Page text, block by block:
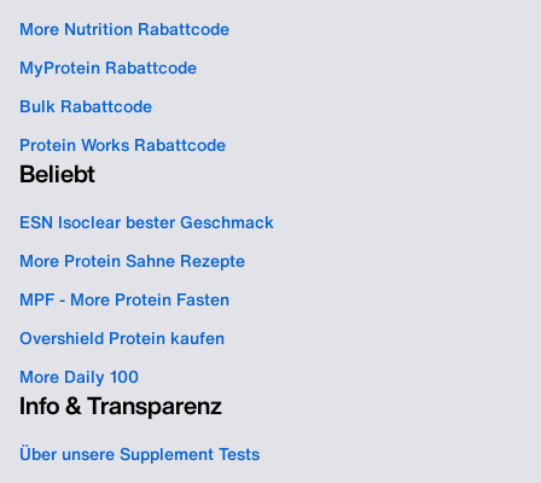
More Nutrition Rabattcode
MyProtein Rabattcode
Bulk Rabattcode
Protein Works Rabattcode
Beliebt
ESN Isoclear bester Geschmack
More Protein Sahne Rezepte
MPF - More Protein Fasten
Overshield Protein kaufen
More Daily 100
Info & Transparenz
Über unsere Supplement Tests